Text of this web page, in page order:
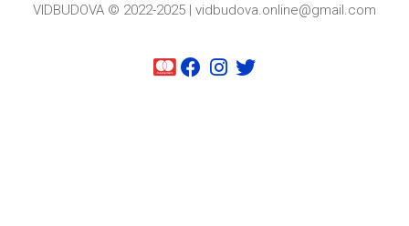
VIDBUDOVA © 2022-2025 | vidbudova.online@gmail.com